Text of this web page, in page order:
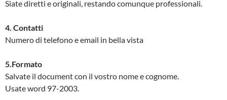
Siate diretti e originali, restando comunque professionali.
4. Contatti
Numero di telefono e email in bella vista
5.Formato
Salvate il document con il vostro nome e cognome.
Usate word 97-2003.